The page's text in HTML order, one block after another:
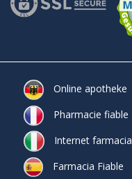
Online apotheke
Pharmacie fiable
Internet farmacia
Farmacia Fiable